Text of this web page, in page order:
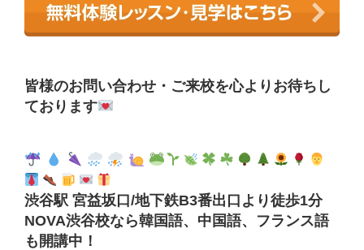
皆様のお問い合わせ・ご来校を心よりお待ちし
ております
渋谷駅 宮益坂口/地下鉄B3番出口より徒歩1分
NOVA渋谷校なら韓国語、中国語、フランス語
も開講中！